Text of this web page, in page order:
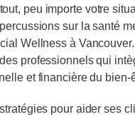
peu importe votre
sur la santé
Wellness à
professionnels qui
et financière du
pour aider ses